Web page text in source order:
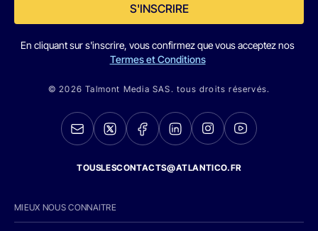
S'INSCRIRE
En cliquant sur s'inscrire, vous confirmez que vous acceptez nos
Termes et Conditions
© 2026 Talmont Media SAS. tous droits réservés.
TOUSLESCONTACTS@ATLANTICO.FR
MIEUX NOUS CONNAITRE